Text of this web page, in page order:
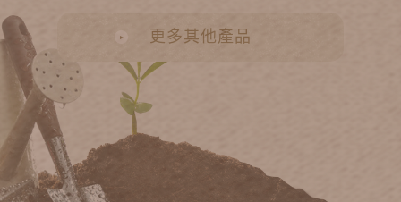
更多其他產品